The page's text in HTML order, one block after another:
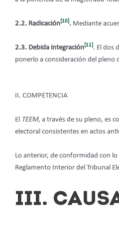
2.2. Radicación[10]. Mediante
2.3. Debida integración[11]. El dos
ponerlo a consideración del pleno
II. COMPETENCIA
El TEEM, a través de su pleno, es
electoral consistentes en actos
Lo anterior, de conformidad con
Reglamento Interior del Tribunal
III.